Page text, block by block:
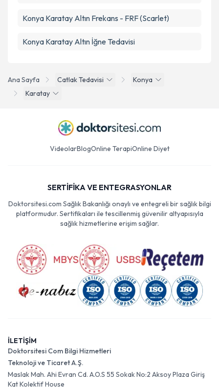
Ana Sayfa Catlak Tedavisi
Konya
Karatay
Konya Karatay Altın Frekans - FRF (Scarlet)
Konya Karatay Altın İğne Tedavisi
VideolarBlogOnline TerapiOnline Diyet
SERTİFİKA VE ENTEGRASYONLAR
Doktorsitesi.com Sağlık Bakanlığı onaylı ve entegreli bir sağlık bilgi
platformudur. Sertifikaları ile tescillenmiş güvenilir altyapısıyla
sağlık hizmetlerine erişim sağlar.
İLETİŞİM
Doktorsitesi Com Bilgi Hizmetleri
Teknoloji ve Ticaret A.Ş.
Maslak Mah. Ahi Evran Cd. A.O.S 55 Sokak No:2 Aksoy Plaza Giriş
Kat Kolektif House